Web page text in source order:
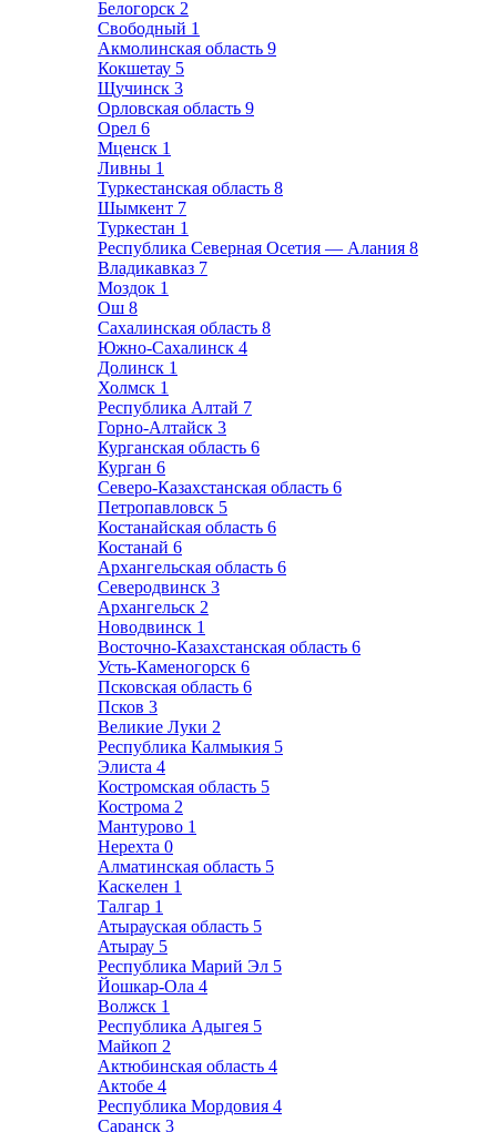
Белогорск 2
Свободный 1
Акмолинская область 9
Кокшетау 5
Щучинск 3
Орловская область 9
Орел 6
Мценск 1
Ливны 1
Туркестанская область 8
Шымкент 7
Туркестан 1
Республика Северная Осетия — Алания 8
Владикавказ 7
Моздок 1
Ош 8
Сахалинская область 8
Южно-Сахалинск 4
Долинск 1
Холмск 1
Республика Алтай 7
Горно-Алтайск 3
Курганская область 6
Курган 6
Северо-Казахстанская область 6
Петропавловск 5
Костанайская область 6
Костанай 6
Архангельская область 6
Северодвинск 3
Архангельск 2
Новодвинск 1
Восточно-Казахстанская область 6
Усть-Каменогорск 6
Псковская область 6
Псков 3
Великие Луки 2
Республика Калмыкия 5
Элиста 4
Костромская область 5
Кострома 2
Мантурово 1
Нерехта 0
Алматинская область 5
Каскелен 1
Талгар 1
Атырауская область 5
Атырау 5
Республика Марий Эл 5
Йошкар-Ола 4
Волжск 1
Республика Адыгея 5
Майкоп 2
Актюбинская область 4
Актобе 4
Республика Мордовия 4
Саранск 3